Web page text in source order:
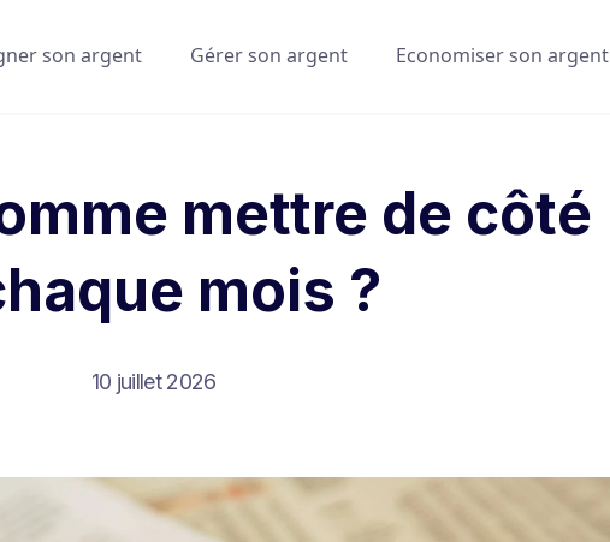
son argent Gérer son argent Economiser son argent
mettre de côté
mois ?
10 juillet 2026